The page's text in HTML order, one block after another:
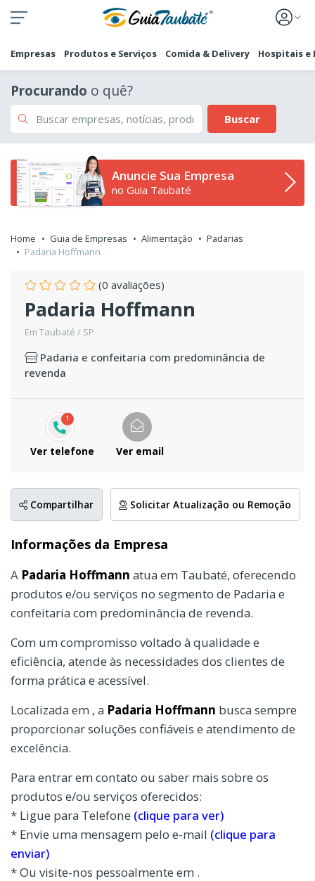
Empresas Produtos e Serviços Comida & Delivery Hospitais e
Procurando o quê?
Buscar
Anuncie Sua Empresa
no Guia Taubaté
Home Guia de Empresas Alimentação
Padarias
Padaria Hoffmann
(0 avaliações)
Padaria Hoffmann
Em Taubaté / SP
Padaria e confeitaria com predominância de
revenda
1
Ver telefone Ver email
Compartilhar Solicitar Atualização ou Remoção
Informações da Empresa
A Padaria Hoffmann atua em Taubaté, oferecendo
produtos e/ou serviços no segmento de Padaria e
confeitaria com predominância de revenda.
Com um compromisso voltado à qualidade e
eficiência, atende às necessidades dos clientes de
forma prática e acessível.
Localizada em , a Padaria Hoffmann busca sempre
proporcionar soluções confiáveis e atendimento de
excelência.
Para entrar em contato ou saber mais sobre os
produtos e/ou serviços oferecidos:
* Ligue para Telefone (clique para ver)
* Envie uma mensagem pelo e-mail (clique para
enviar)
* Ou visite-nos pessoalmente em .